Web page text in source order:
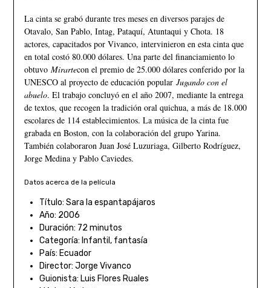
La cinta se grabó durante tres meses en diversos parajes de
Otavalo, San Pablo, Intag, Pataquí, Atuntaqui y Chota. 18
actores, capacitados por Vivanco, intervinieron en esta cinta que
en total costó 80.000 dólares. Una parte del financiamiento lo
obtuvo Mirartecon el premio de 25.000 dólares conferido por la
UNESCO al proyecto de educación popular Jugando con el
abuelo. El trabajo concluyó en el año 2007, mediante la entrega
de textos, que recogen la tradición oral quichua, a más de 18.000
escolares de 114 establecimientos. La música de la cinta fue
grabada en Boston, con la colaboración del grupo Yarina.
También colaboraron Juan José Luzuriaga, Gilberto Rodríguez,
Jorge Medina y Pablo Caviedes.
Datos acerca de la película
Título: Sara la espantapájaros
Año: 2006
Duración: 72 minutos
Categoría: Infantil, fantasía
País: Ecuador
Director: Jorge Vivanco
Guionista: Luis Flores Ruales